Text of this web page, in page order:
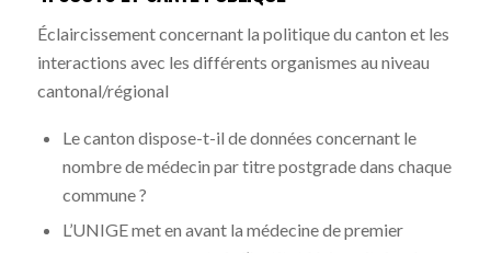
Éclaircissement concernant la politique du canton et les
interactions avec les différents organismes au niveau
cantonal/régional
Le canton dispose-t-il de données concernant le
nombre de médecin par titre postgrade dans chaque
commune ?
L’UNIGE met en avant la médecine de premier